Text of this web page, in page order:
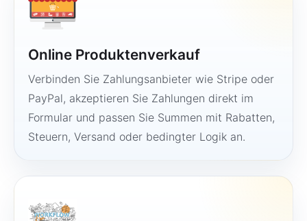
Online Produktenverkauf
Verbinden Sie Zahlungsanbieter wie Stripe oder
PayPal, akzeptieren Sie Zahlungen direkt im
Formular und passen Sie Summen mit Rabatten,
Steuern, Versand oder bedingter Logik an.